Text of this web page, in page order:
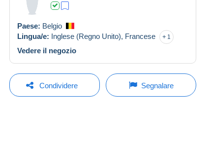
Paese: Belgio
Lingua/e: Inglese (Regno Unito), Francese 1
Vedere il negozio
Condividere Segnalare